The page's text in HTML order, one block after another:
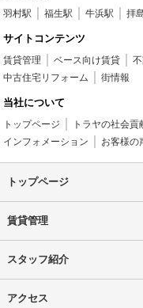
羽村駅 福生駅 牛浜駅 拝
サイトコンテンツ
賃貸管理 ベース向け賃貸
中古住宅リフォーム
街情報
当社について
トップページ トラヤの社会貢
インフォメーション
お客様の
トップページ
賃貸管理
スタッフ紹介
アクセス